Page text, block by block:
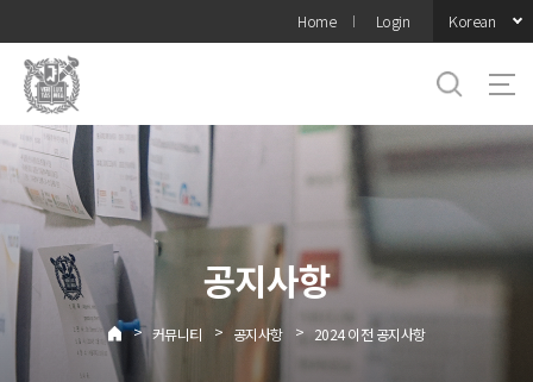
메뉴
Home Login Korean
공지사항
> 커뮤니티 > 공지사항 > 2024 이전 공지사항